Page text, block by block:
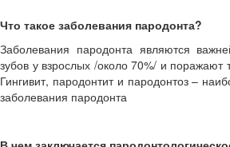
Что такое заболевания пародонта?
Заболевания пародонта являются
зубов у взрослых /около 70%/ и поражают
Гингивит, пародонтит и пародонтоз –
заболевания пародонта